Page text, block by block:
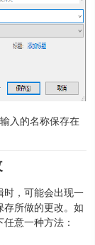
入的名称保存在
时，可能会出现一
存所做的更改。如
意一种方法：